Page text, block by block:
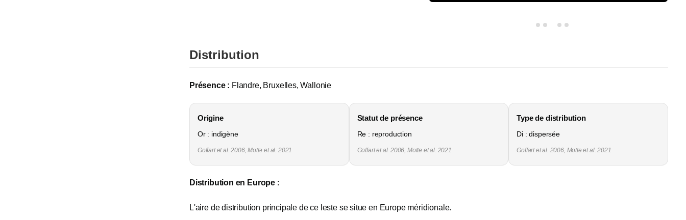
Distribution
Présence : Flandre, Bruxelles, Wallonie
Origine
Or : indigène
Goffart et al. 2006, Motte et al. 2021
Statut de présence
Re : reproduction
Goffart et al. 2006, Motte et al. 2021
Type de distribution
Di : dispersée
Goffart et al. 2006, Motte et al. 2021
Distribution en Europe :
L'aire de distribution principale de ce leste se situe en Europe méridionale.